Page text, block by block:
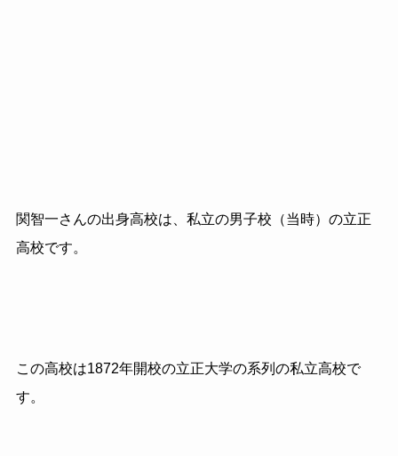
関智一さんの出身高校は、私立の男子校（当時）の立正
高校です。
この高校は1872年開校の立正大学の系列の私立高校で
す。